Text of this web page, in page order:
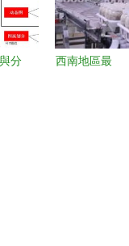
量安全操作
指南
分
西南地區最